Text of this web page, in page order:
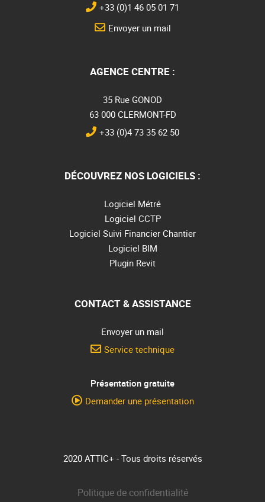
+33 (0)1 46 05 01 71
Envoyer un mail
AGENCE CENTRE :
35 Rue GONOD
63 000 CLERMONT-FD
+33 (0)4 73 35 62 50
DÉCOUVREZ NOS LOGICIELS :
Logiciel Métré
Logiciel CCTP
Logiciel Suivi Financier Chantier
Logiciel BIM
Plugin Revit
CONTACT & ASSISTANCE
Envoyer un mail
Service technique
Présentation gratuite
Demander une présentation
2020 ATTIC+ - Tous droits réservés
Politique de confidentialité